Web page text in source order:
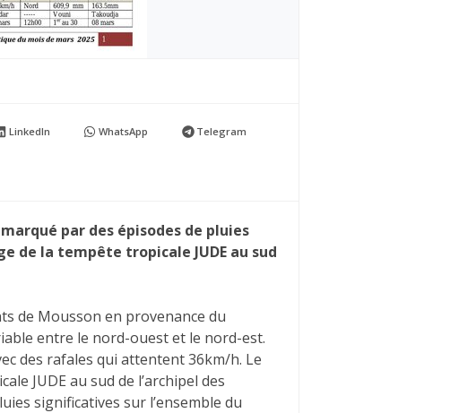
LinkedIn WhatsApp Telegram
par des épisodes de pluies
de la tempête tropicale JUDE au sud
de Mousson en provenance du
entre le nord-ouest et le nord-est.
des rafales qui attentent 36km/h. Le
JUDE au sud de l’archipel des
significatives sur l’ensemble du